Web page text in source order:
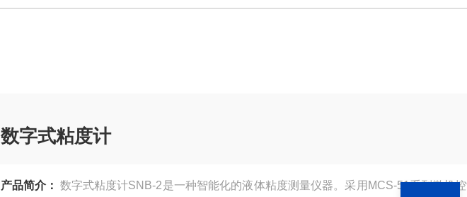
数字式粘度计
产品简介： 数字式粘度计SNB-2是一种智能化的液体粘度测量仪器。采用MCS-51系列微机